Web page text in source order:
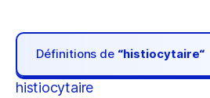
Définitions de “histiocytaire“
histiocytaire